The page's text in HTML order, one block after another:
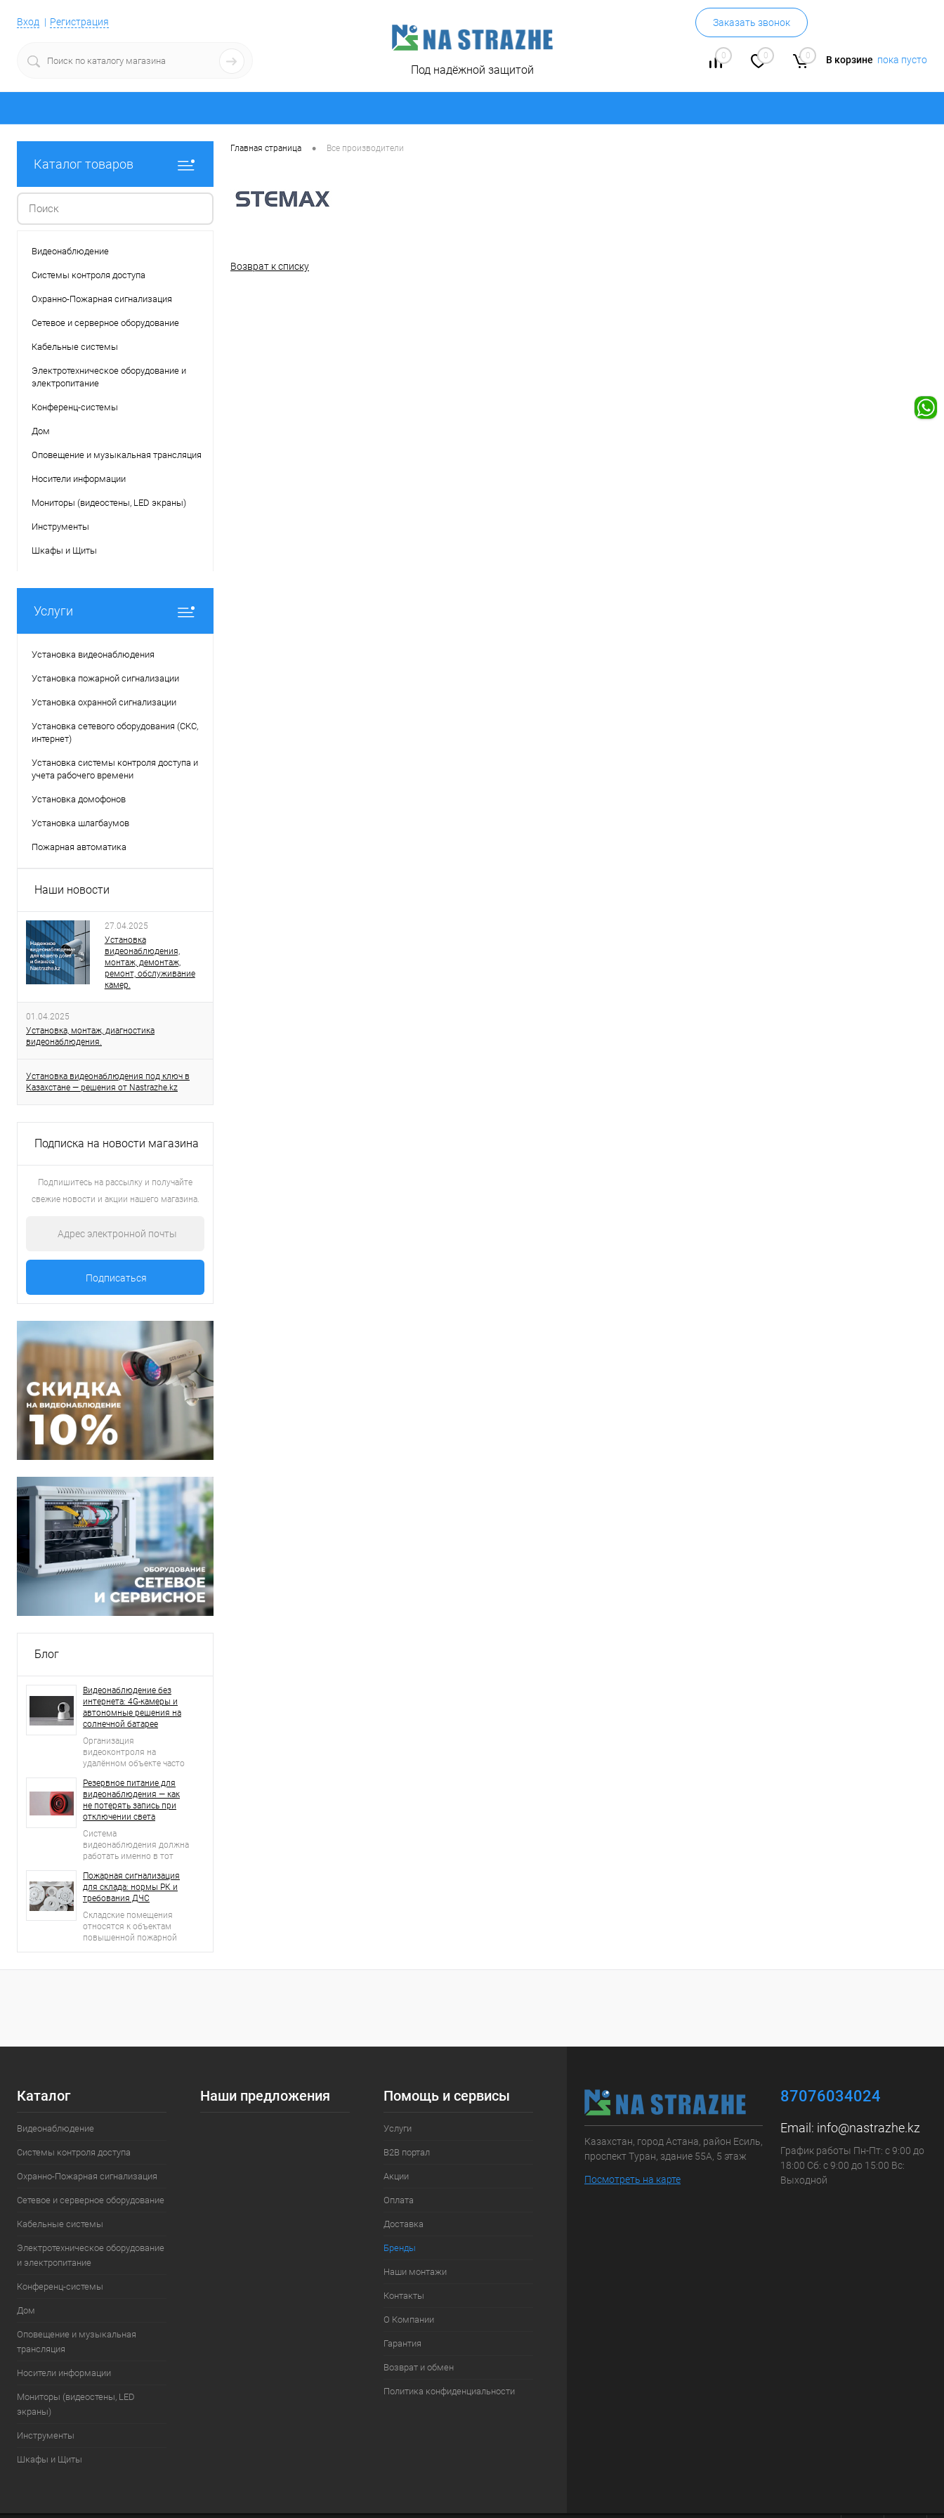
Вход Регистрация Заказать звонок
0 0 0 В корзине пока пусто
Под надёжной защитой
Каталог товаров
Видеонаблюдение
Системы контроля доступа
Охранно-Пожарная сигнализация
Сетевое и серверное оборудование
Кабельные системы
Электротехническое оборудование и
электропитание
Конференц-системы
Дом
Оповещение и музыкальная трансляция
Носители информации
Мониторы (видеостены, LED экраны)
Инструменты
Шкафы и Щиты
Услуги
Установка видеонаблюдения
Установка пожарной сигнализации
Установка охранной сигнализации
Установка сетевого оборудования (СКС,
интернет)
Установка системы контроля доступа и
учета рабочего времени
Установка домофонов
Установка шлагбаумов
Пожарная автоматика
Наши новости
27.04.2025
Установка
видеонаблюдения,
монтаж, демонтаж,
ремонт, обслуживание
камер.
01.04.2025
Установка, монтаж, диагностика
видеонаблюдения.
Установка видеонаблюдения под ключ в
Казахстане — решения от Nastrazhe.kz
Подписка на новости магазина
Подпишитесь на рассылку и получайте
свежие новости и акции нашего магазина.
Блог
Видеонаблюдение без
интернета: 4G-камеры и
автономные решения на
солнечной батарее
Организация
видеоконтроля на
удалённом объекте часто
вопроса: что делать, если
рядом нет проводного
интернета, стабильной Wi-
Fi-сети и возможности
регулярно подключать
оборудование к
электросети?
Резервное питание для
видеонаблюдения — как
не потерять запись при
отключении света
Система
видеонаблюдения должна
работать именно в тот
нештатная ситуация.
Пожарная сигнализация
для склада: нормы РК и
требования ДЧС
Складские помещения
относятся к объектам
повышенной пожарной
Главная страница • Все производители
Возврат к списку
Каталог
Видеонаблюдение
Системы контроля доступа
Охранно-Пожарная сигнализация
Сетевое и серверное оборудование
Кабельные системы
Электротехническое оборудование
и электропитание
Конференц-системы
Дом
Оповещение и музыкальная
трансляция
Носители информации
Мониторы (видеостены, LED
экраны)
Инструменты
Шкафы и Щиты
Наши предложения Помощь и сервисы
Услуги
B2B портал
Акции
Оплата
Доставка
Бренды
Наши монтажи
Контакты
О Компании
Гарантия
Возврат и обмен
Политика конфиденциальности
Казахстан, город Астана, район Есиль,
проспект Туран, здание 55А, 5 этаж
Посмотреть на карте
87076034024
Email: info@nastrazhe.kz
График работы Пн-Пт: с 9:00 до
18:00 Сб: с 9:00 до 15:00 Вс:
Выходной